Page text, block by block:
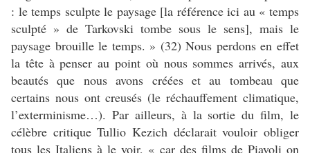
: le temps sculpte le paysage [la référence ici au « temps
sculpté » de Tarkovski tombe sous le sens], mais le
paysage brouille le temps. » (32) Nous perdons en effet
la tête à penser au point où nous sommes arrivés, aux
beautés que nous avons créées et au tombeau que
certains nous ont creusés (le réchauffement climatique,
l’exterminisme…). Par ailleurs, à la sortie du film, le
célèbre critique Tullio Kezich déclarait vouloir obliger
tous les Italiens à le voir, « car des films de Piavoli on